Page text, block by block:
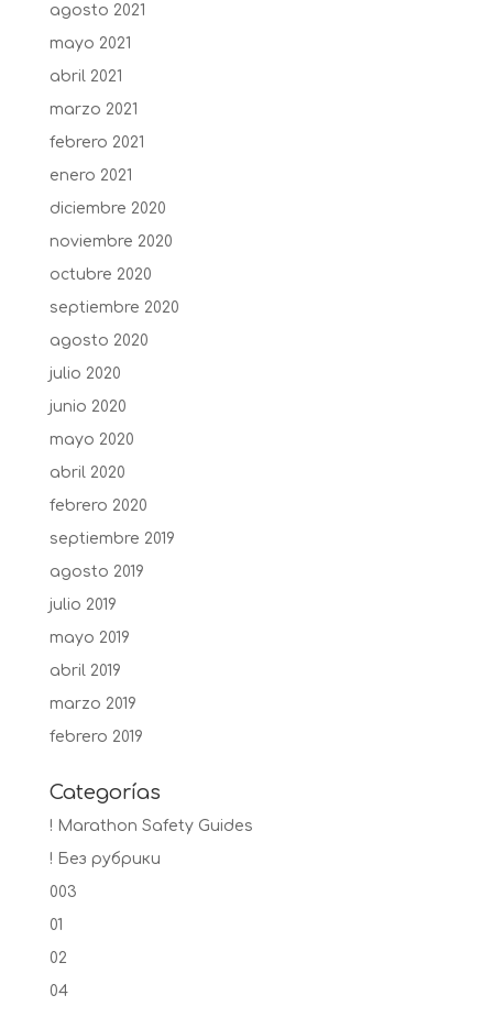
agosto 2021
mayo 2021
abril 2021
marzo 2021
febrero 2021
enero 2021
diciembre 2020
noviembre 2020
octubre 2020
septiembre 2020
agosto 2020
julio 2020
junio 2020
mayo 2020
abril 2020
febrero 2020
septiembre 2019
agosto 2019
julio 2019
mayo 2019
abril 2019
marzo 2019
febrero 2019
Categorías
! Marathon Safety Guides
! Без рубрики
003
01
02
04